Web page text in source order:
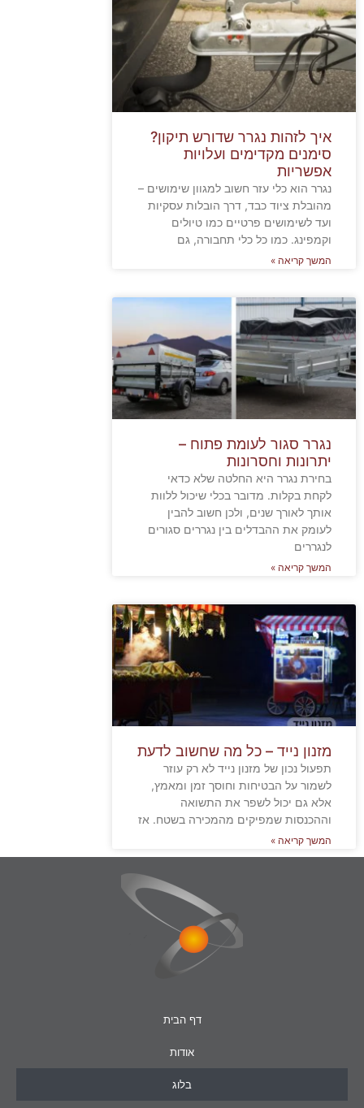
איך לזהות נגרר שדורש תיקון?
סימנים מקדימים ועלויות
אפשריות
נגרר הוא כלי עזר חשוב למגוון שימושים –
מהובלת ציוד כבד, דרך הובלות עסקיות
ועד לשימושים פרטיים כמו טיולים
וקמפינג. כמו כל כלי תחבורה, גם
המשך קריאה »
נגרר סגור לעומת פתוח –
יתרונות וחסרונות
בחירת נגרר היא החלטה שלא כדאי
לקחת בקלות. מדובר בכלי שיכול ללוות
אותך לאורך שנים, ולכן חשוב להבין
לעומק את ההבדלים בין נגררים סגורים
לנגררים
המשך קריאה »
מזנון נייד – כל מה שחשוב לדעת
תפעול נכון של מזנון נייד לא רק עוזר
לשמור על הבטיחות וחוסך זמן ומאמץ,
אלא גם יכול לשפר את התשואה
וההכנסות שמפיקים מהמכירה בשטח. אז
המשך קריאה »
דף הבית
אודות
בלוג